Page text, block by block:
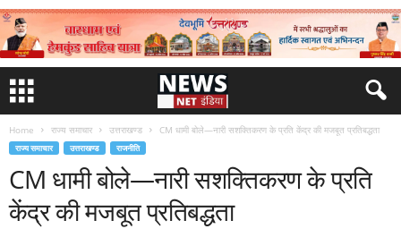
Home राज्य समाचार उत्तराखण्ड CM धामी बोले—नारी सशक्तिकरण के प्रति केंद्र की मजबूत प्रतिबद्धता
राज्य समाचार उत्तराखण्ड राजनीति
CM धामी बोले—नारी सशक्तिकरण के प्रति
केंद्र की मजबूत प्रतिबद्धता